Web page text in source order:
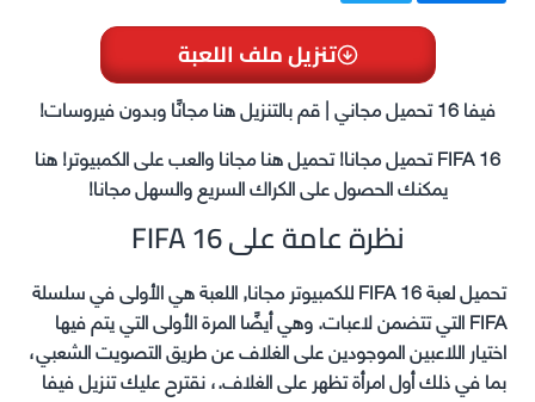
تنزيل ملف اللعبة
فيفا 16 تحميل مجاني | قم بالتنزيل هنا مجانًا وبدون فيروسات!
FIFA 16 تحميل مجانا! تحميل هنا مجانا والعب على الكمبيوتر! هنا
يمكنك الحصول على الكراك السريع والسهل مجانا!
نظرة عامة على FIFA 16
تحميل لعبة FIFA 16 للكمبيوتر مجانا, اللعبة هي الأولى في سلسلة
FIFA التي تتضمن لاعبات. وهي أيضًا المرة الأولى التي يتم فيها
اختيار اللاعبين الموجودين على الغلاف عن طريق التصويت الشعبي،
بما في ذلك أول امرأة تظهر على الغلاف.، نقترح عليك تنزيل فيفا